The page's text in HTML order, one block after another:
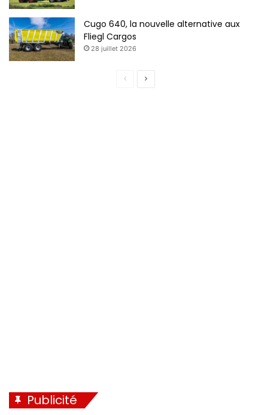
L’appareil sera présenté lors d’Agritechnica 2025 et
disponible à la commande dès l’été 2026.
Déchaumeurs à disques
Cugo 640, la nouvelle alternative aux
Fliegl Cargos
28 juillet 2026
Page
Page
Publicité